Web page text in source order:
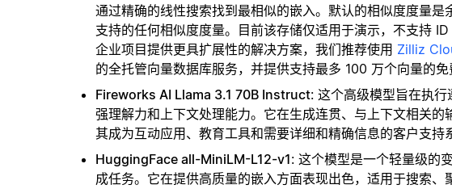
通过精确的线性搜索找到最相似的嵌入。默认的相似度度量
支持的任何相似度度量。目前该存储仅适用于演示，不支持
企业项目提供更具扩展性的解决方案，我们推荐使用 Zilliz
的全托管向量数据库服务，并提供支持最多 100 万个向量的免
Fireworks AI Llama 3.1 70B Instruct: 这个高级模型旨在执
强理解力和上下文处理能力。它在生成连贯、与上下文相关
其成为互动应用、教育工具和需要详细和精确信息的客户支持
HuggingFace all-MiniLM-L12-v1: 这个模型是一个轻量级的
成任务。它在提供高质量的嵌入方面表现出色，适用于搜索